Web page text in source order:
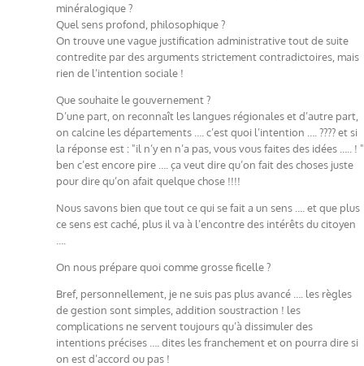
minéralogique ?
Quel sens profond, philosophique ?
On trouve une vague justification administrative tout de suite
contredite par des arguments strictement contradictoires, mais
rien de l’intention sociale !
Que souhaite le gouvernement ?
D’une part, on reconnaît les langues régionales et d’autre part,
on calcine les départements …. c’est quoi l’intention …. ???? et si
la réponse est : "il n’y en n’a pas, vous vous faites des idées ….. ! "
ben c’est encore pire …. ça veut dire qu’on fait des choses juste
pour dire qu’on afait quelque chose !!!!
Nous savons bien que tout ce qui se fait a un sens …. et que plus
ce sens est caché, plus il va à l’encontre des intérêts du citoyen
On nous prépare quoi comme grosse ficelle ?
Bref, personnellement, je ne suis pas plus avancé …. les règles
de gestion sont simples, addition soustraction ! les
complications ne servent toujours qu’à dissimuler des
intentions précises …. dites les franchement et on pourra dire si
on est d’accord ou pas !